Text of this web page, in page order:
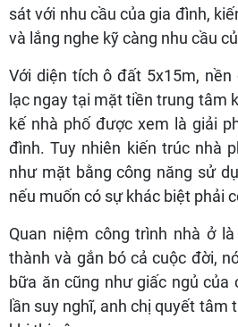
sát với nhu cầu của gia đình,
và lắng nghe kỹ càng nhu cầu
Với diện tích ô đất 5x15m,
lạc ngay tại mặt tiền trung tâm
kế nhà phố được xem là giải
đình. Tuy nhiên kiến trúc nhà
như mặt bằng công năng sử
nếu muốn có sự khác biệt phải
Quan niệm công trình nhà ở
thành và gắn bó cả cuộc đời,
bữa ăn cũng như giấc ngủ của
lần suy nghĩ, anh chị quyết tâm